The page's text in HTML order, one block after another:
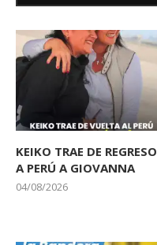
KEIKO TRAE DE REGRESO
A PERÚ A GIOVANNA
04/08/2026